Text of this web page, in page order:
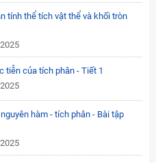
tính thể tích vật thể và khối tròn
tiễn của tích phân - Tiết 1
hàm - tích phân - Bài tập